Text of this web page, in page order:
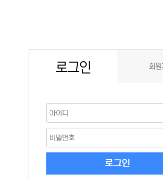
로그인 회원
로그인